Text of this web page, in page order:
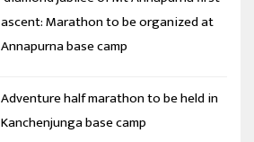
ascent: Marathon to be organized at
Annapurna base camp
Adventure half marathon to be held in
Kanchenjunga base camp